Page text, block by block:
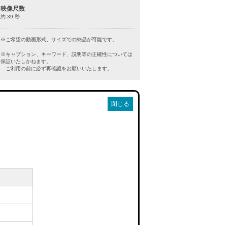
映像尺数
約 39 秒
※ご希望の動画形式、サイズでの納品が可能です。
※キャプション、キーワード、説明等の正確性については
保証いたしかねます。
ご利用の前に必ず再確認をお願いいたします。
閉じる